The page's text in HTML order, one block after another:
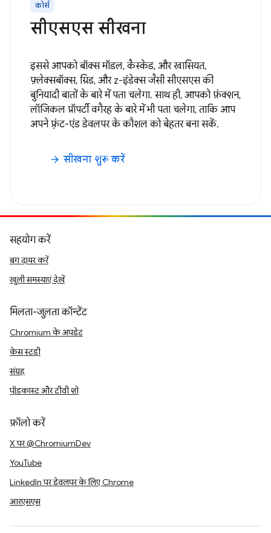
कोर्स
सीएसएस सीखना
इससे आपको बॉक्स मॉडल, कैस्केड, और खासियत,
फ़्लेक्सबॉक्स, ग्रिड, और z-इंडेक्स जैसी सीएसएस की
बुनियादी बातों के बारे में पता चलेगा. साथ ही, आपको फ़ंक्शन,
लॉजिकल प्रॉपर्टी वगैरह के बारे में भी पता चलेगा, ताकि आप
अपने फ़्रंट-एंड डेवलपर के कौशल को बेहतर बना सकें.
arrow_forward सीखना शुरू करें
सहयोग करें
बग दायर करें
खुली समस्याएं देखें
मिलता-जुलता कॉन्टेंट
Chromium के अपडेट
केस स्टडी
संग्रह
पॉडकास्ट और टीवी शो
फ़ॉलो करें
X पर @ChromiumDev
YouTube
LinkedIn पर डेवलपर के लिए Chrome
आरएसएस